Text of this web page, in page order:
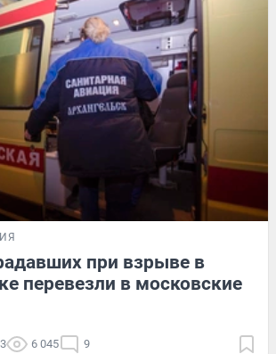
при взрыве в
перевезли в московские
6 045 9